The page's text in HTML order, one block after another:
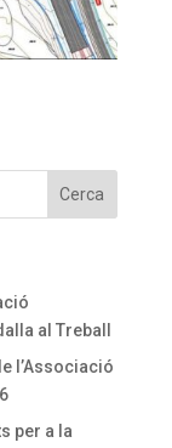
al Treball
l’Associació
per a la